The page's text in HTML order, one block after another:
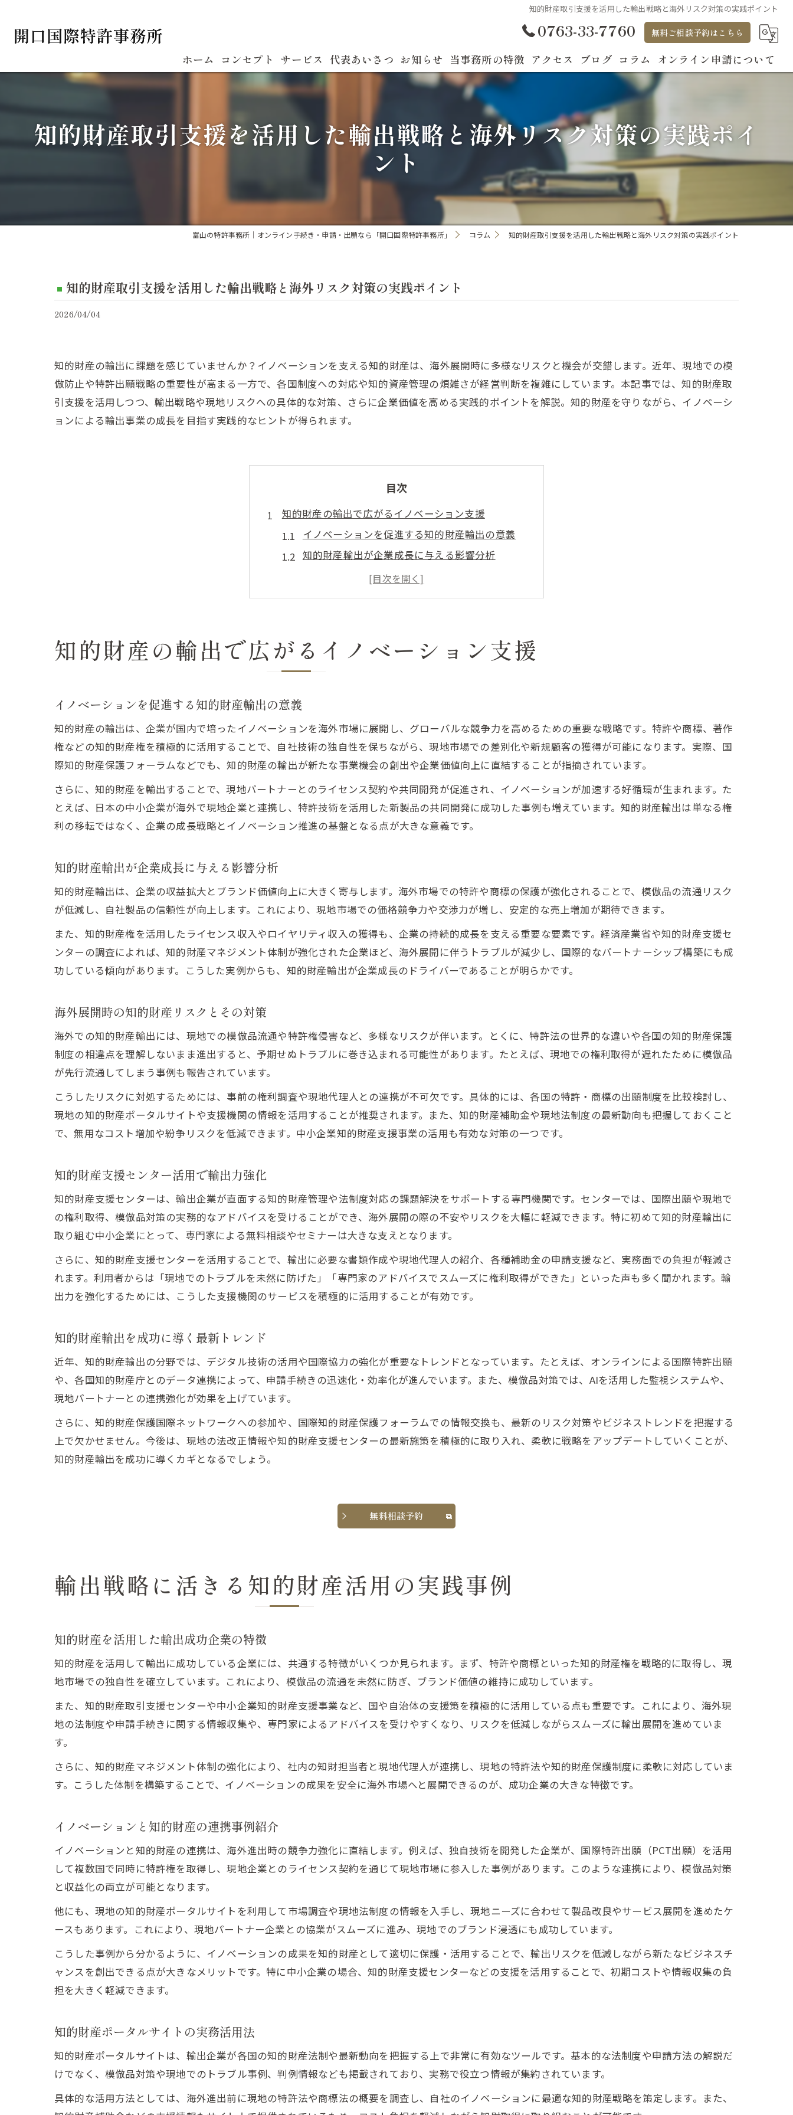
知的財産取引支援を活用した輸出戦略と海外リスク対策の実践ポイント
0763-33-7760 無料ご相談予約はこちら
ホーム コンセプト サービス
よくある質問
代表あいさつ お知らせ 当事務所の特徴
特許
商標
国際出願
発明
アクセス ブログ コラム オンライン申請について
知的財産取引支援を活用した輸出戦略と海外リスク対策の実践ポイ
ント
富山の特許事務所｜オンライン手続き・申請・出願なら「開口国際特許事務所」 コラム 知的財産取引支援を活用した輸出戦略と海外リスク対策の実践ポイント
知的財産取引支援を活用した輸出戦略と海外リスク対策の実践ポイント
2026/04/04
知的財産の輸出に課題を感じていませんか？イノベーションを支える知的財産は、海外展開時に多様なリスクと機会が交錯します。近年、現地での模
倣防止や特許出願戦略の重要性が高まる一方で、各国制度への対応や知的資産管理の煩雑さが経営判断を複雑にしています。本記事では、知的財産取
引支援を活用しつつ、輸出戦略や現地リスクへの具体的な対策、さらに企業価値を高める実践的ポイントを解説。知的財産を守りながら、イノベーシ
ョンによる輸出事業の成長を目指す実践的なヒントが得られます。
目次
知的財産の輸出で広がるイノベーション支援
イノベーションを促進する知的財産輸出の意義
知的財産輸出が企業成長に与える影響分析
海外展開時の知的財産リスクとその対策
知的財産支援センター活用で輸出力強化
知的財産を活用した輸出成功企業の特徴
各国比較から見る知的財産戦略の最適化
イノベーション推進に役立つ知的財産の保護法
輸出事業で重視すべき知的財産保護法の基礎
知的財産保護とイノベーション創出の関係性
国際知的財産保護フォーラムの最新動向解説
国際知的財産保護フォーラム最新動向を探る
国際知的財産保護の現状と課題を整理する
フォーラム発表内容から見るイノベーション動向
国際比較で際立つ知的財産保護の最前線
特許各国比較で見えるビジネス展開のヒント
知的資産と知的財産の基本的な違いを解説
輸出事業における知的資産経営の重要性
知的財産権の輸出適用範囲と留意点
知的財産支援センターによる実務サポート
中小企業のための知的財産取引支援活用法
知的財産補助金を導入する際の注意点
支援センターを使った実践的な輸出対策
輸出で活きる知的財産の戦略的活用法
知的財産の輸出で広がるイノベーション支援
イノベーションを促進する知的財産輸出の意義
知的財産の輸出は、企業が国内で培ったイノベーションを海外市場に展開し、グローバルな競争力を高めるための重要な戦略です。特許や商標、著作
権などの知的財産権を積極的に活用することで、自社技術の独自性を保ちながら、現地市場での差別化や新規顧客の獲得が可能になります。実際、国
際知的財産保護フォーラムなどでも、知的財産の輸出が新たな事業機会の創出や企業価値向上に直結することが指摘されています。
さらに、知的財産を輸出することで、現地パートナーとのライセンス契約や共同開発が促進され、イノベーションが加速する好循環が生まれます。た
とえば、日本の中小企業が海外で現地企業と連携し、特許技術を活用した新製品の共同開発に成功した事例も増えています。知的財産輸出は単なる権
利の移転ではなく、企業の成長戦略とイノベーション推進の基盤となる点が大きな意義です。
知的財産輸出が企業成長に与える影響分析
知的財産輸出は、企業の収益拡大とブランド価値向上に大きく寄与します。海外市場での特許や商標の保護が強化されることで、模倣品の流通リスク
が低減し、自社製品の信頼性が向上します。これにより、現地市場での価格競争力や交渉力が増し、安定的な売上増加が期待できます。
また、知的財産権を活用したライセンス収入やロイヤリティ収入の獲得も、企業の持続的成長を支える重要な要素です。経済産業省や知的財産支援セ
ンターの調査によれば、知的財産マネジメント体制が強化された企業ほど、海外展開に伴うトラブルが減少し、国際的なパートナーシップ構築にも成
功している傾向があります。こうした実例からも、知的財産輸出が企業成長のドライバーであることが明らかです。
海外展開時の知的財産リスクとその対策
海外での知的財産輸出には、現地での模倣品流通や特許権侵害など、多様なリスクが伴います。とくに、特許法の世界的な違いや各国の知的財産保護
制度の相違点を理解しないまま進出すると、予期せぬトラブルに巻き込まれる可能性があります。たとえば、現地での権利取得が遅れたために模倣品
が先行流通してしまう事例も報告されています。
こうしたリスクに対処するためには、事前の権利調査や現地代理人との連携が不可欠です。具体的には、各国の特許・商標の出願制度を比較検討し、
現地の知的財産ポータルサイトや支援機関の情報を活用することが推奨されます。また、知的財産補助金や現地法制度の最新動向も把握しておくこと
で、無用なコスト増加や紛争リスクを低減できます。中小企業知的財産支援事業の活用も有効な対策の一つです。
知的財産支援センター活用で輸出力強化
知的財産支援センターは、輸出企業が直面する知的財産管理や法制度対応の課題解決をサポートする専門機関です。センターでは、国際出願や現地で
の権利取得、模倣品対策の実務的なアドバイスを受けることができ、海外展開の際の不安やリスクを大幅に軽減できます。特に初めて知的財産輸出に
取り組む中小企業にとって、専門家による無料相談やセミナーは大きな支えとなります。
さらに、知的財産支援センターを活用することで、輸出に必要な書類作成や現地代理人の紹介、各種補助金の申請支援など、実務面での負担が軽減さ
れます。利用者からは「現地でのトラブルを未然に防げた」「専門家のアドバイスでスムーズに権利取得ができた」といった声も多く聞かれます。輸
出力を強化するためには、こうした支援機関のサービスを積極的に活用することが有効です。
知的財産輸出を成功に導く最新トレンド
近年、知的財産輸出の分野では、デジタル技術の活用や国際協力の強化が重要なトレンドとなっています。たとえば、オンラインによる国際特許出願
や、各国知的財産庁とのデータ連携によって、申請手続きの迅速化・効率化が進んでいます。また、模倣品対策では、AIを活用した監視システムや、
現地パートナーとの連携強化が効果を上げています。
さらに、知的財産保護国際ネットワークへの参加や、国際知的財産保護フォーラムでの情報交換も、最新のリスク対策やビジネストレンドを把握する
上で欠かせません。今後は、現地の法改正情報や知的財産支援センターの最新施策を積極的に取り入れ、柔軟に戦略をアップデートしていくことが、
知的財産輸出を成功に導くカギとなるでしょう。
無料相談予約
輸出戦略に活きる知的財産活用の実践事例
知的財産を活用した輸出成功企業の特徴
知的財産を活用して輸出に成功している企業には、共通する特徴がいくつか見られます。まず、特許や商標といった知的財産権を戦略的に取得し、現
地市場での独自性を確立しています。これにより、模倣品の流通を未然に防ぎ、ブランド価値の維持に成功しています。
また、知的財産取引支援センターや中小企業知的財産支援事業など、国や自治体の支援策を積極的に活用している点も重要です。これにより、海外現
地の法制度や申請手続きに関する情報収集や、専門家によるアドバイスを受けやすくなり、リスクを低減しながらスムーズに輸出展開を進めていま
す。
さらに、知的財産マネジメント体制の強化により、社内の知財担当者と現地代理人が連携し、現地の特許法や知的財産保護制度に柔軟に対応していま
す。こうした体制を構築することで、イノベーションの成果を安全に海外市場へと展開できるのが、成功企業の大きな特徴です。
イノベーションと知的財産の連携事例紹介
イノベーションと知的財産の連携は、海外進出時の競争力強化に直結します。例えば、独自技術を開発した企業が、国際特許出願（PCT出願）を活用
して複数国で同時に特許権を取得し、現地企業とのライセンス契約を通じて現地市場に参入した事例があります。このような連携により、模倣品対策
と収益化の両立が可能となります。
他にも、現地の知的財産ポータルサイトを利用して市場調査や現地法制度の情報を入手し、現地ニーズに合わせて製品改良やサービス展開を進めたケ
ースもあります。これにより、現地パートナー企業との協業がスムーズに進み、現地でのブランド浸透にも成功しています。
こうした事例から分かるように、イノベーションの成果を知的財産として適切に保護・活用することで、輸出リスクを低減しながら新たなビジネスチ
ャンスを創出できる点が大きなメリットです。特に中小企業の場合、知的財産支援センターなどの支援を活用することで、初期コストや情報収集の負
担を大きく軽減できます。
知的財産ポータルサイトの実務活用法
知的財産ポータルサイトは、輸出企業が各国の知的財産法制や最新動向を把握する上で非常に有効なツールです。基本的な法制度や申請方法の解説だ
けでなく、模倣品対策や現地でのトラブル事例、判例情報なども掲載されており、実務で役立つ情報が集約されています。
具体的な活用方法としては、海外進出前に現地の特許法や商標法の概要を調査し、自社のイノベーションに最適な知的財産戦略を策定します。また、